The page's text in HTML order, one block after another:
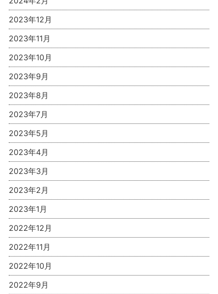
2023年12月
2023年11月
2023年10月
2023年9月
2023年8月
2023年7月
2023年5月
2023年4月
2023年3月
2023年2月
2023年1月
2022年12月
2022年11月
2022年10月
2022年9月